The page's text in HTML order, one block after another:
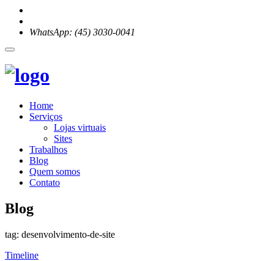
WhatsApp: (45) 3030-0041
Home
Serviços
Lojas virtuais
Sites
Trabalhos
Blog
Quem somos
Contato
Blog
tag: desenvolvimento-de-site
Timeline